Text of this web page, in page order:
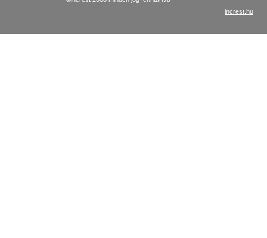
increst.hu